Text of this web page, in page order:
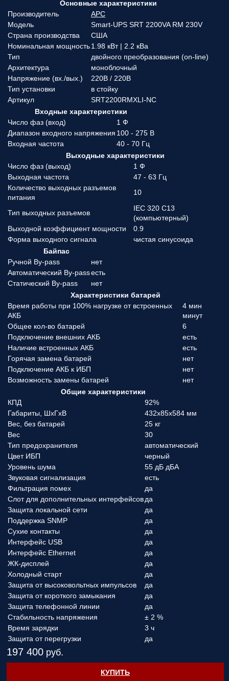
Основные характеристики
Производитель
APC
Модель
Smart-UPS SRT 2200VA RM 230V
Страна производства
США
Номинальная мощность1.98 кВт | 2.2 кВа
Тип
двойного преобразования (on-line)
Архитектура
моноблочный
Напряжение (вx./вых.)
220В / 220В
Тип установки
в стойку
Артикул
SRT2200RMXLI-NC
Входные характеристики
Число фаз (вход)
1 Ф
Диапазон входного напряжения 100 - 275 В
Входная частота
40 - 70 Гц
Выходные характеристики
Число фаз (выход)
1 Ф
Выходная частота
47 - 63 Гц
Количество выходных разъемов
питания
10
Тип выходных разъемов
IEC 320 C13
(компьютерный)
Выходной коэффициент мощности
0.9
Форма выходного сигнала
чистая синусоида
Байпас
Ручной By-pass
нет
Автоматический By-passесть
Статический By-pass
нет
Характеристики батарей
Время работы при 100% нагрузке от встроенных
АКБ
4 мин
минут
Общее кол-во батарей
6
Подключение внешних АКБ
есть
Наличие встроенных АКБ
есть
Горячая замена батарей
нет
Подключение АКБ к ИБП
нет
Возможность замены батарей
нет
Общие характеристики
КПД
92%
Габариты, ШхГхВ
432x85x584 мм
Вес, без батарей
25 кг
Вес
30
Тип предохранителя
автоматический
Цвет ИБП
черный
Уровень шума
55 дБ дБА
Звуковая сигнализация
есть
Фильтрация помех
да
Слот для дополнительных интерфейсовда
Защита локальной сети
да
Поддержка SNMP
да
Сухие контакты
да
Интерфейс USB
да
Интерфейс Ethernet
да
ЖК-дисплей
да
Холодный старт
да
Защита от высоковольтных импульсов
да
Защита от короткого замыкания
да
Защита телефонной линии
да
Стабильность напряжения
± 2 %
Время зарядки
3 ч
Защита от перегрузки
да
197 400 руб.
КУПИТЬ